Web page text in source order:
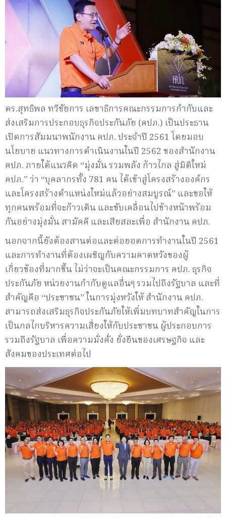
ดร.สุทธิพล ทวีชัยการ เลขาธิการคณะกรรมการกำกับและ
ส่งเสริมการประกอบธุรกิจประกันภัย (คปภ.) เป็นประธาน
เปิดการสัมมนาพนักงาน คปภ. ประจำปี 2561 โดยมอบ
นโยบาย แนวทางการดำเนินงานในปี 2562 ของสำนักงาน
คปภ. ภายใต้แนวคิด “มุ่งมั่น รวมพลัง ก้าวไกล สู่มิติใหม่
คปภ.” ว่า “บุคลากรทั้ง 781 คน ได้เข้าสู่โครงสร้างองค์กร
และโครงสร้างตำแหน่งใหม่แล้วอย่างสมบูรณ์” และขอให้
ทุกคนพร้อมที่จะก้าวเดิน และขับเคลื่อนไปข้างหน้าพร้อม
กันอย่างมุ่งมั่น สามัคคี และเสียสละเพื่อ สำนักงาน คปภ.
นอกจากนี้ยังต้องสานต่อและต่อยอดการทำงานในปี 2561
และการทำงานที่ต้องเผชิญกับความคาดหวังของผู้
เกี่ยวข้องที่มากขึ้น ไม่ว่าจะเป็นคณะกรรมการ คปภ. ธุรกิจ
ประกันภัย หน่วยงานกำกับดูแลอื่นๆ รวมไปถึงรัฐบาล และที่
สำคัญคือ “ประชาชน” ในการมุ่งหวังให้ สำนักงาน คปภ.
สามารถส่งเสริมธุรกิจประกันภัยให้เพิ่มบทบาทสำคัญในการ
เป็นกลไกบริหารความเสี่ยงให้กับประชาชน ผู้ประกอบการ
รวมถึงรัฐบาล เพื่อความมั่งคั่ง ยั่งยืนของเศรษฐกิจ และ
สังคมของประเทศต่อไป